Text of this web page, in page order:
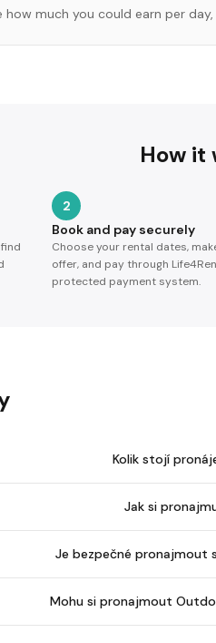
much you could earn per
How it
2
Book and pay securely
Choose your rental dates,
offer, and pay through
protected payment system.
Kolik stojí
Jak si
Je bezpečné pronajmout
Mohu si pronajmout